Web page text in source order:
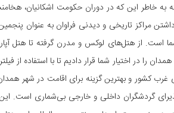
این که در دوران حکومت اشکانیان،
مراکز تاریخی و دیدنی فراوان به‌ عنوان
است. از هتل‌های لوکس و مدرن گرفته تا هتل
را در اختیار شما قرار دادیم تا با استفاده
غرب کشور و بهترین گزینه برای اقامت در شهر
گردشگران داخلی و خارجی بی‌شماری است. این